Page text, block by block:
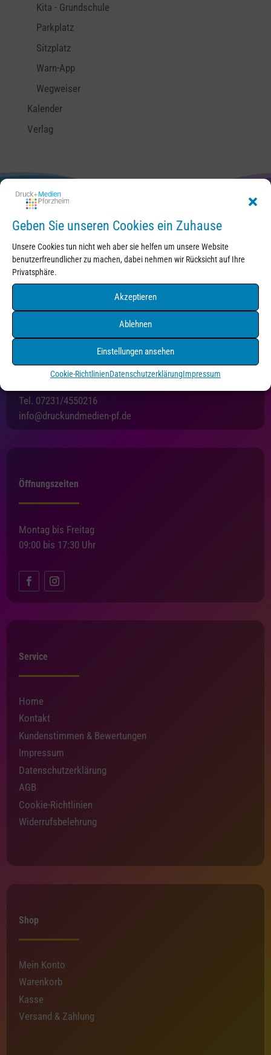
Geben Sie unseren Cookies ein Zuhause
Unsere Cookies tun nicht weh aber sie helfen um unsere Website
benutzerfreundlicher zu machen, dabei nehmen wir Rücksicht auf Ihre
Privatsphäre.
Akzeptieren
Ablehnen
Einstellungen ansehen
Cookie-RichtlinienDatenschutzerklärungImpressum
Kita - Grundschule
Parkplatz
Sitzplatz
Warn-App
Wegweiser
Kalender
Verlag
Druck+Medien Pforzheim
Holzgartenstraße 3
Tel. 07231/4550216
info@druckundmedien-pf.de
Öffnungszeiten
Montag bis Freitag
09:00 bis 17:30 Uhr
Service
Home
Kontakt
Kundenstimmen & Bewertungen
Impressum
Datenschutzerklärung
AGB
Cookie-Richtlinien
Widerrufsbelehrung
Shop
Mein Konto
Warenkorb
Kasse
Versand & Zahlung